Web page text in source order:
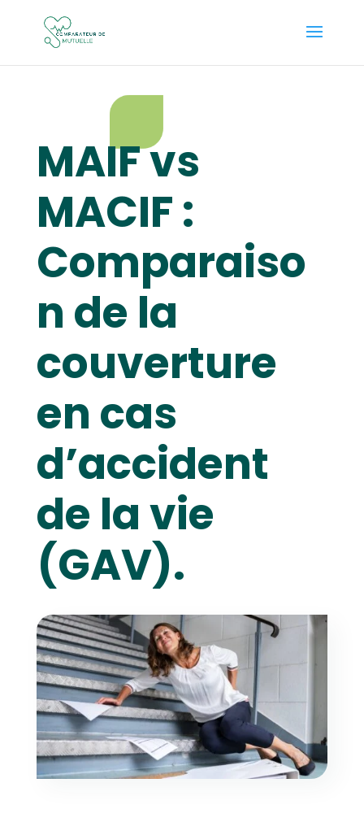
MAIF vs
MACIF :
Comparaiso
n de la
couverture
en cas
d’accident
de la vie
(GAV).